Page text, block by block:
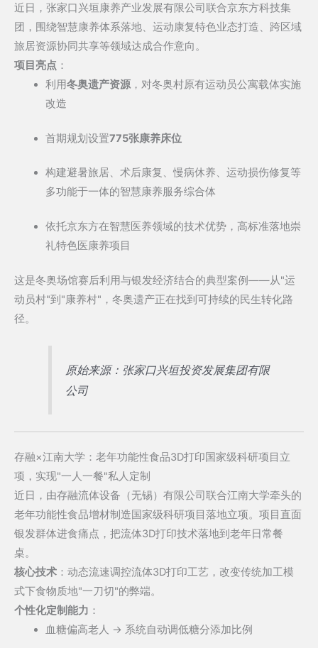
近日，张家口兴垣康养产业发展有限公司联合京东方科技集
团，围绕智慧康养体系落地、运动康复特色业态打造、跨区域
旅居资源协同共享等领域达成合作意向。
项目亮点 ：
利用冬奥遗产资源，对冬奥村原有运动员公寓载体实施
改造
首期规划设置775张康养床位
构建避暑旅居、术后康复、慢病休养、运动损伤修复等
多功能于一体的智慧康养服务综合体
依托京东方在智慧医养领域的技术优势，高标准落地崇
礼特色医康养项目
这是冬奥场馆赛后利用与银发经济结合的典型案例——从"运
动员村"到"康养村"，冬奥遗产正在找到可持续的民生转化路
径。
原始来源：张家口兴垣投资发展集团有限
公司
存融×江南大学：老年功能性食品3D打印国家级科研项目立
项，实现"一人一餐"私人定制
近日，由存融流体设备（无锡）有限公司联合江南大学牵头的
老年功能性食品增材制造国家级科研项目落地立项。项目直面
银发群体进食痛点，把流体3D打印技术落地到老年日常餐
桌。
核心技术 ：动态流速调控流体3D打印工艺，改变传统加工模
式下食物质地"一刀切"的弊端。
个性化定制能力 ：
血糖偏高老人 → 系统自动调低糖分添加比例